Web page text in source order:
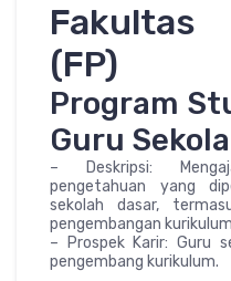
Fakultas
(FP)
Program
Guru
– Deskripsi:
pengetahuan yang
sekolah dasar,
pengembangan
– Prospek Karir: Guru
pengembang kurikulum.